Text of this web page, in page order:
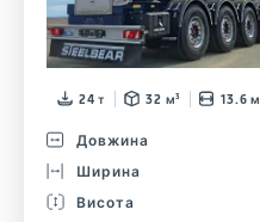
24 т 32 м³ 13.6 м
Довжина
Ширина
Висота